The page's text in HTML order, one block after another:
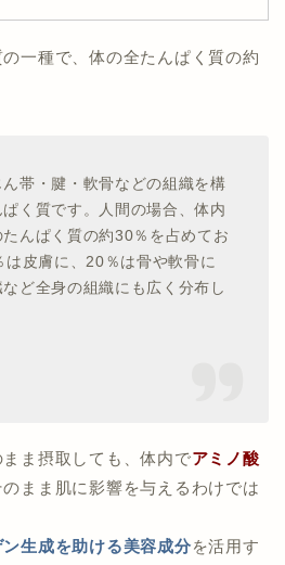
一種で、体の全たんぱく質の約
帯・腱・軟骨などの組織を構
く質です。人間の場合、体内
んぱく質の約30％を占めてお
は皮膚に、20％は骨や軟骨に
ど全身の組織にも広く分布し
ま摂取しても、体内でアミノ酸
まま肌に影響を与えるわけでは
ン生成を助ける美容成分を活用す